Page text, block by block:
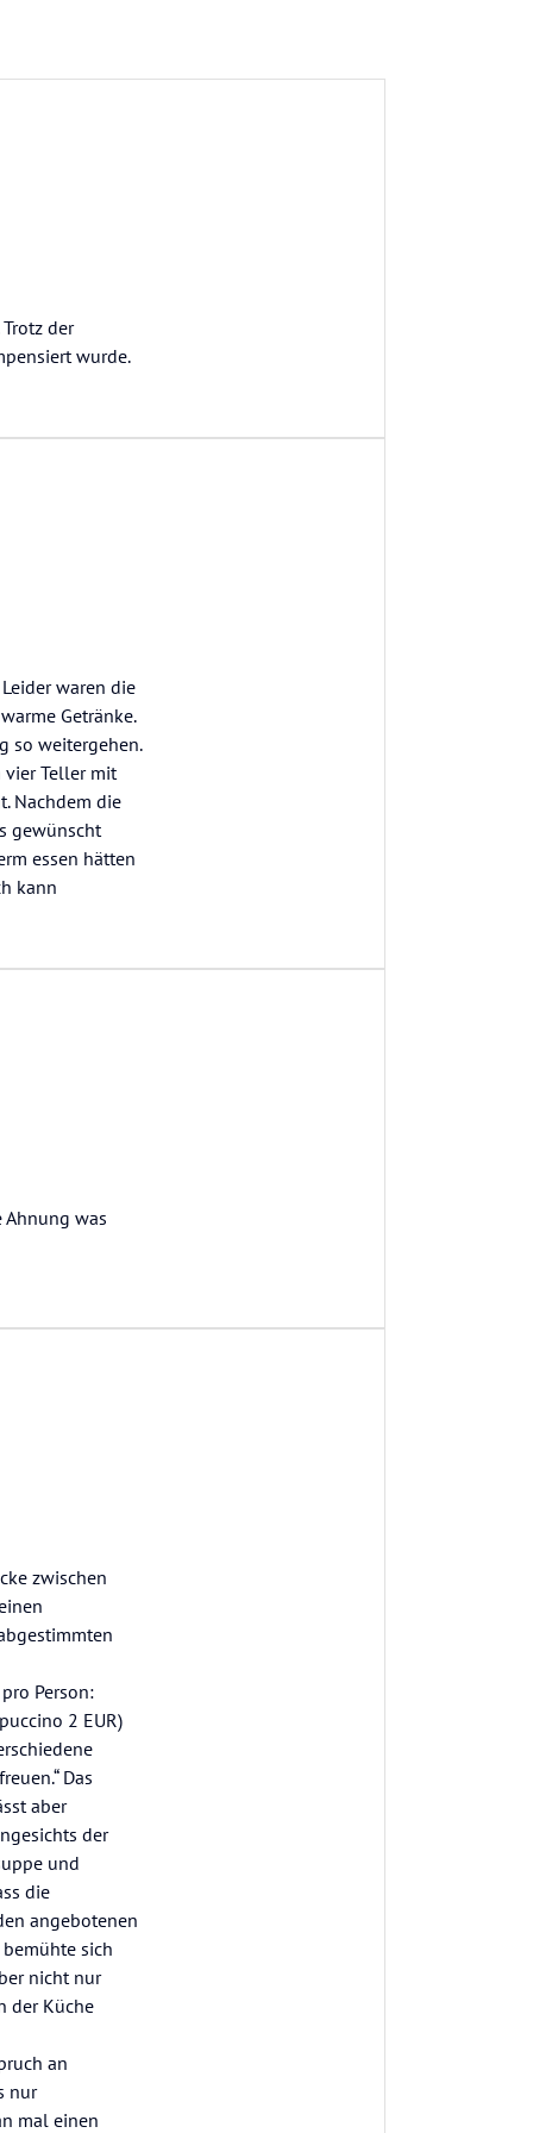
der
wurde.
waren die
Getränke.
so weitergehen.
vier Teller mit
Nachdem die
gewünscht
essen hätten
kann
Ahnung was
zwischen
Person:
2 EUR)
Das
aber
der
und
die
angebotenen
sich
nicht nur
der Küche
an
nur
mal einen